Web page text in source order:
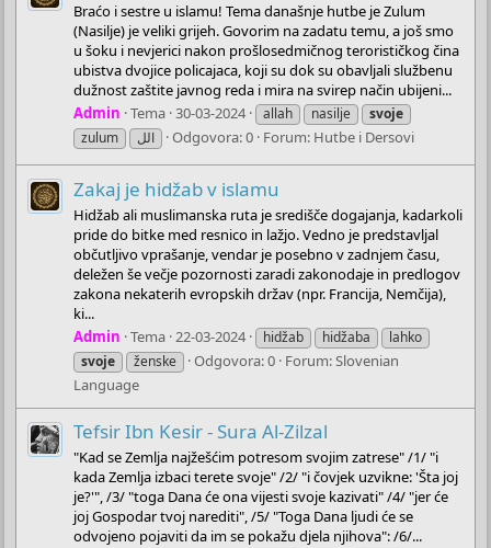
Braćo i sestre u islamu! Tema današnje hutbe je Zulum
(Nasilje) je veliki grijeh. Govorim na zadatu temu, a još smo
u šoku i nevjerici nakon prošlosedmičnog terorističkog čina
ubistva dvojice policajaca, koji su dok su obavljali službenu
dužnost zaštite javnog reda i mira na svirep način ubijeni...
Admin Tema 30-03-2024 allah nasilje
svoje
zulum
الل Odgovora: 0 Forum: Hutbe i Dersovi
Zakaj je hidžab v islamu
Hidžab ali muslimanska ruta je središče dogajanja, kadarkoli
pride do bitke med resnico in lažjo. Vedno je predstavljal
občutljivo vprašanje, vendar je posebno v zadnjem času,
deležen še večje pozornosti zaradi zakonodaje in predlogov
zakona nekaterih evropskih držav (npr. Francija, Nemčija),
ki...
Admin Tema 22-03-2024 hidžab hidžaba
lahko
svoje
ženske Odgovora: 0 Forum:Slovenian
Language
Tefsir Ibn Kesir - Sura Al-Zilzal
"Kad se Zemlja najžešćim potresom svojim zatrese" /1/ "i
kada Zemlja izbaci terete svoje" /2/ "i čovjek uzvikne: 'Šta joj
je?'", /3/ "toga Dana će ona vijesti svoje kazivati" /4/ "jer će
joj Gospodar tvoj narediti", /5/ "Toga Dana ljudi će se
odvojeno pojaviti da im se pokažu djela njihova": /6/...